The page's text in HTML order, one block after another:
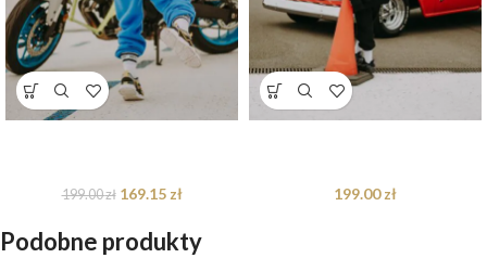
199.00zł 169.15 zł 199.00zł
Podobne produkty